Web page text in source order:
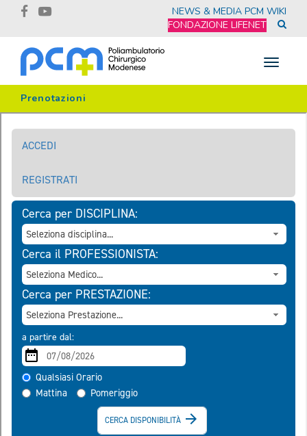
NEWS & MEDIA PCM WIKI
FONDAZIONE LIFENET
Toggle
Prenotazioni